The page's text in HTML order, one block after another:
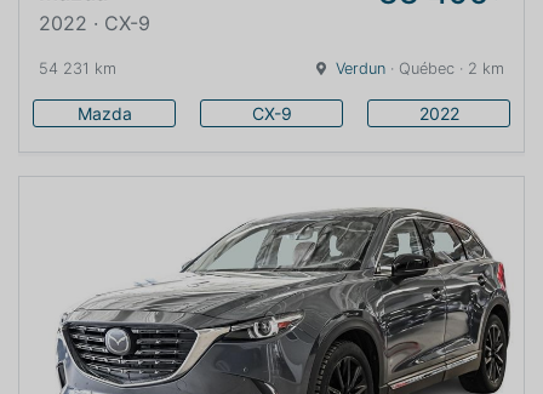
2022 · CX-9
54 231 km Verdun · Québec · 2 km
Mazda CX-9 2022